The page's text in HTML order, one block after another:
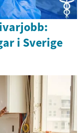
i Sverige